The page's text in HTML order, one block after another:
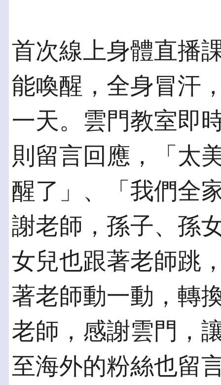
首次線上身體直播
能喚醒，全身冒汗
一天。雲門教室即
則留言回應，「太
醒了」、「我們全
謝老師，孫子、孫
女兒也跟著老師跳
著老師動一動，轉
老師，感謝雲門，
至海外的粉絲也留